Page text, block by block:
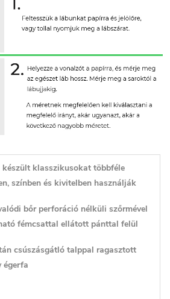
klasszikusokat többféle
színben és kivitelben használják
bőr perforáció nélküli szőrmével
fémcsattal ellátott pánttal felül
csúszásgátló talppal ragasztott
égerfa